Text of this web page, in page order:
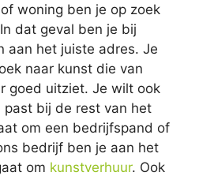
woning ben je op zoek
dat geval ben je bij
aan het juiste adres. Je
naar kunst die van
goed uitziet. Je wilt ook
bij de rest van het
om een bedrijfspand of
bedrijf ben je aan het
om kunstverhuur. Ook